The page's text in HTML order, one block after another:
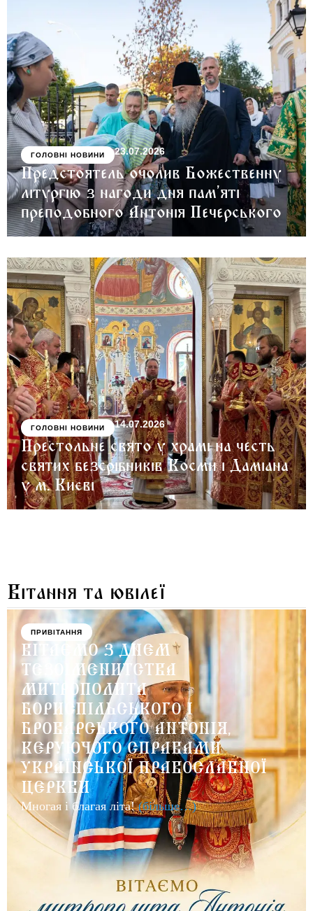
ГОЛОВНІ НОВИНИ 23.07.2026
Предстоятель очолив Божественну
літургію з нагоди дня пам’яті
преподобного Антонія Печерського
ГОЛОВНІ НОВИНИ 14.07.2026
Престольне свято у храмі на честь
святих безсрібників Косми і Даміана
у м. Києві
Вітання та ювілеї
ПРИВІТАННЯ
ВІТАЄМО З ДНЕМ
ТЕЗОІМЕНИТСТВА
МИТРОПОЛИТА
БОРИСПІЛЬСЬКОГО І
БРОВАРСЬКОГО АНТОНІЯ,
КЕРУЮЧОГО СПРАВАМИ
УКРАЇНСЬКОЇ ПРАВОСЛАВНОЇ
ЦЕРКВИ
Многая і благая літа!(більше…)